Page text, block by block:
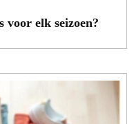
voor elk seizoen?